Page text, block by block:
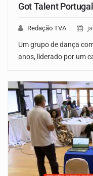
Got Talent Portugal
Redação TVA
Um grupo de dança
anos, liderado por um